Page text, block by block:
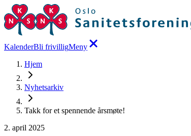
KalenderBli frivilligMeny
Hjem
Nyhetsarkiv
Takk for et spennende årsmøte!
2. april 2025